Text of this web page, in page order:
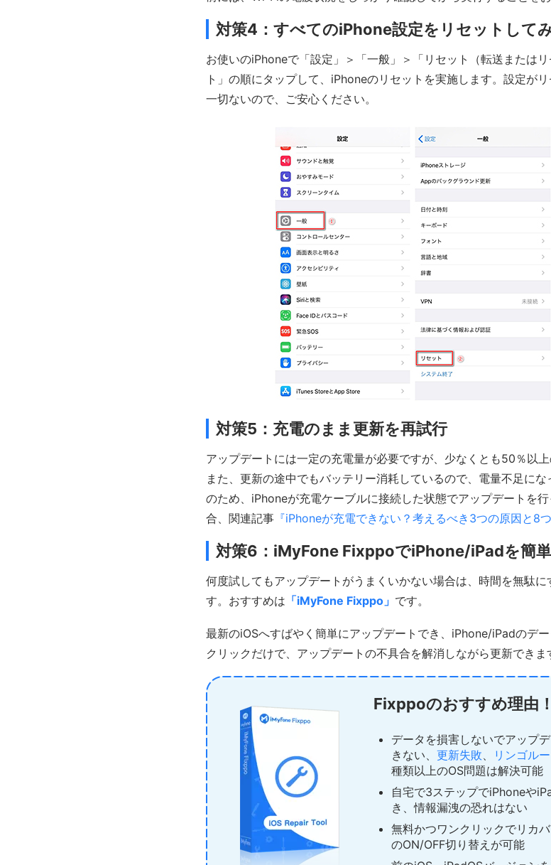
対策4：すべてのiPhone設定をリセットして
お使いのiPhoneで「設定」＞「一般」＞「リセット（転送または
ト」の順にタップして、iPhoneのリセットを実施します。設定が
一切ないので、ご安心ください。
対策5：充電のまま更新を再試行
アップデートには一定の充電量が必要ですが、少なくとも50％以
また、更新の途中でもバッテリー消耗しているので、電量不足に
のため、iPhoneが充電ケーブルに接続した状態でアップデートを
合、関連記事『iPhoneが充電できない？考えるべき3つの原因と8つ
対策6：iMyFone FixppoでiPhone/iPadを簡
何度試してもアップデートがうまくいかない場合は、時間を無駄
す。おすすめは 「iMyFone Fixppo」 です。
最新のiOSへすばやく簡単にアップデートでき、iPhone/iPadのデ
クリックだけで、アップデートの不具合を解消しながら更新できま
Fixppoのおすすめ理由！
データを損害しないでアップ
きない、 更新失敗、 リンゴル
種類以上のOS問題は解決可能
自宅で3ステップでiPhoneや
き、情報漏洩の恐れはない
無料かつワンクリックでリカ
のON/OFF切り替えが可能